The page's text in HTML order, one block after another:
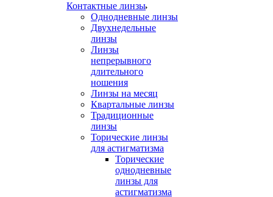
Контактные линзы
Однодневные линзы
Двухнедельные
линзы
Линзы
непрерывного
длительного
ношения
Линзы на месяц
Квартальные линзы
Традиционные
линзы
Торические линзы
для астигматизма
Торические
однодневные
линзы для
астигматизма